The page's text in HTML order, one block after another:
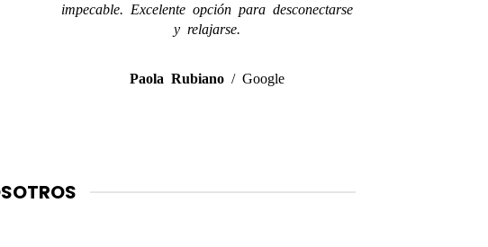
impecable. Excelente opción para desconectarse
y relajarse.
Paola Rubiano / Google